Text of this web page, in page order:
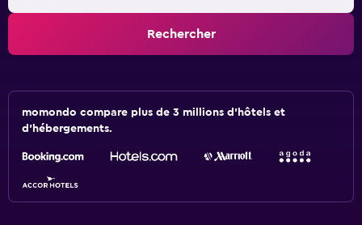
Rechercher
momondo compare plus de 3 millions d'hôtels et
d'hébergements.